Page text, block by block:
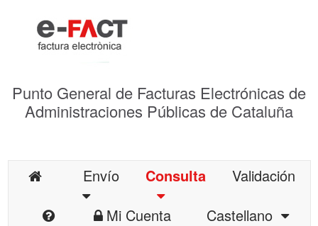
Punto General de Facturas Electrónicas de
Administraciones Públicas de Cataluña
Envío Consulta
Validación
Mi Cuenta
Castellano